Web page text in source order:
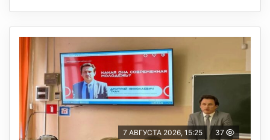
7 АВГУСТА 2026, 15:25 37